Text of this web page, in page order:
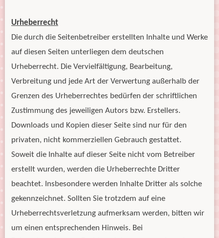
Urheberrecht
Die durch die Seitenbetreiber erstellten Inhalte und Werke
auf diesen Seiten unterliegen dem deutschen
Urheberrecht. Die Vervielfältigung, Bearbeitung,
Verbreitung und jede Art der Verwertung außerhalb der
Grenzen des Urheberrechtes bedürfen der schriftlichen
Zustimmung des jeweiligen Autors bzw. Erstellers.
Downloads und Kopien dieser Seite sind nur für den
privaten, nicht kommerziellen Gebrauch gestattet.
Soweit die Inhalte auf dieser Seite nicht vom Betreiber
erstellt wurden, werden die Urheberrechte Dritter
beachtet. Insbesondere werden Inhalte Dritter als solche
gekennzeichnet. Sollten Sie trotzdem auf eine
Urheberrechtsverletzung aufmerksam werden, bitten wir
um einen entsprechenden Hinweis. Bei